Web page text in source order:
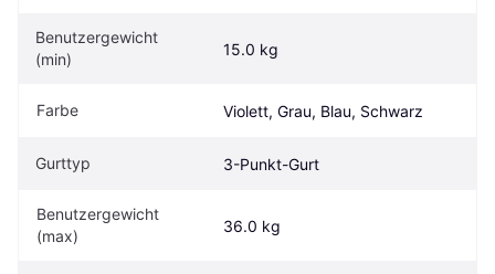
Benutzergewicht
(min)
15.0 kg
Farbe Violett, Grau, Blau, Schwarz
Gurttyp 3-Punkt-Gurt
Benutzergewicht
(max)
36.0 kg